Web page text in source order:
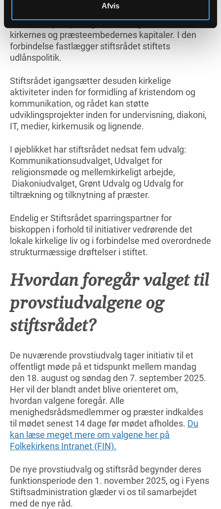
Afvis
Rådet bestyrer på vegne af menighedsrådene
kirkernes og præsteembedernes kapitaler. I den
forbindelse fastlægger stiftsrådet stiftets
udlånspolitik.
Stiftsrådet igangsætter desuden kirkelige
aktiviteter inden for formidling af kristendom og
kommunikation, og rådet kan støtte
udviklingsprojekter inden for undervisning, diakoni,
IT, medier, kirkemusik og lignende.
I øjeblikket har stiftsrådet nedsat fem udvalg:
Kommunikationsudvalget, Udvalget for
religionsmøde og mellemkirkeligt arbejde,
Diakoniudvalget, Grønt Udvalg og Udvalg for
tiltrækning og tilknytning af præster.
Endelig er Stiftsrådet sparringspartner for
biskoppen i forhold til initiativer vedrørende det
lokale kirkelige liv og i forbindelse med overordnede
strukturmæssige drøftelser i stiftet.
Hvordan foregår valget til
provstiudvalgene og
stiftsrådet?
De nuværende provstiudvalg tager initiativ til et
offentligt møde på et tidspunkt mellem mandag
den 18. august og søndag den 7. september 2025.
Her vil der blandt andet blive orienteret om,
hvordan valgene foregår. Alle
menighedsrådsmedlemmer og præster indkaldes
til mødet senest 14 dage før mødet afholdes. Du
kan læse meget mere om valgene her på
Folkekirkens Intranet (FIN).
De nye provstiudvalg og stiftsråd begynder deres
funktionsperiode den 1. november 2025, og i Fyens
Stiftsadministration glæder vi os til samarbejdet
med de nye råd.